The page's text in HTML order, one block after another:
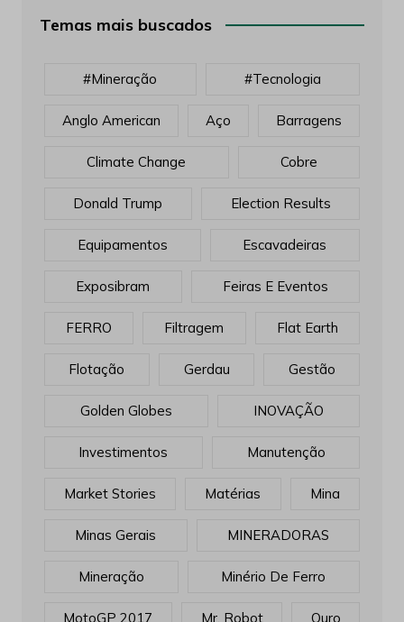
Temas mais buscados
#mineração #tecnologia
Anglo American Aço Barragens
Climate Change Cobre
Donald Trump Election Results
Equipamentos Escavadeiras
Exposibram Feiras E Eventos
FERRO Filtragem Flat Earth
Flotação Gerdau Gestão
Golden Globes INOVAÇÃO
Investimentos Manutenção
Market Stories Matérias Mina
Minas Gerais MINERADORAS
Mineração Minério De Ferro
MotoGP 2017 Mr. Robot Ouro